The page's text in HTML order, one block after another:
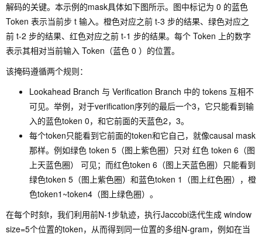
解码的关键。本示例的mask具体如下图所示。图中标记为 0 的蓝色
Token 表示当前步 t 输入。橙色对应之前 t-3 步的结果、绿色对应之
前 t-2 步的结果、红色对应之前 t-1 步的结果。每个 Token 上的数字
表示其相对当前输入 Token（蓝色 0 ）的位置。
该掩码遵循两个规则：
Lookahead Branch 与 Verification Branch 中的 tokens 互相不
可见。举例，对于verification序列的最后一个3，它只能看到输
入的蓝色token 0，和它前面的天蓝色2，3。
每个token只能看到它前面的token和它自己，就像causal mask
那样。例如绿色 token 5（图上紫色圈）只对 红色 token 6（图
上天蓝色圈） 可见；而红色token 6（图上天蓝色圈）只能看到
绿色token 5（图上紫色圈）和蓝色token 1（图上红色圈），橙
色token1~token4（图上绿色圈）。
在每个时刻t，我们利用前N-1步轨迹，执行Jaccobi迭代生成 window
size=5个位置的token，从而得到同一位置的多组N-gram，例如在当